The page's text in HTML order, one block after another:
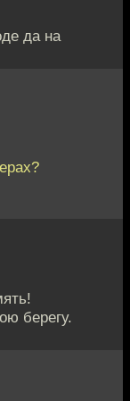
да на
берегу.